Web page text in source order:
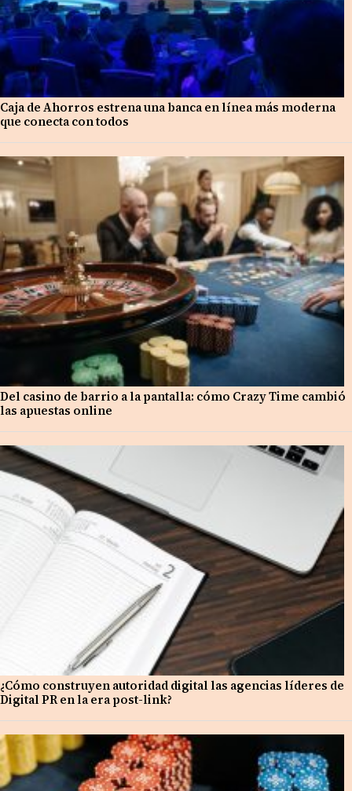
Caja de Ahorros estrena una banca en línea más moderna
que conecta con todos
Del casino de barrio a la pantalla: cómo Crazy Time cambió
las apuestas online
¿Cómo construyen autoridad digital las agencias líderes de
Digital PR en la era post-link?